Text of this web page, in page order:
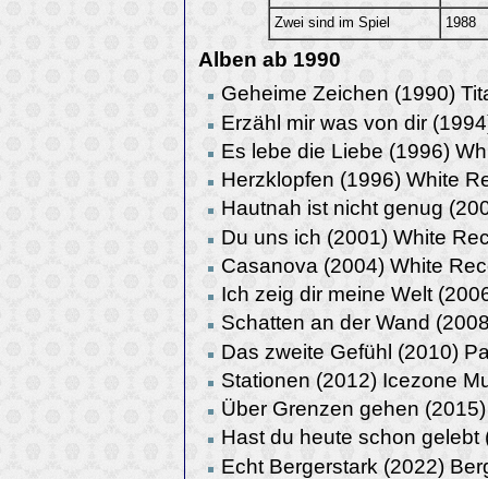
Zwei sind im Spiel 1988
Alben ab 1990
Geheime Zeichen (1990)
Erzähl mir was von dir
Es lebe die Liebe (1996)
Herzklopfen (1996) White
Hautnah ist nicht genug
Du uns ich (2001) White
Casanova (2004) White
Ich zeig dir meine Welt
Schatten an der Wand
Das zweite Gefühl (2010)
Stationen (2012) Icezone
Über Grenzen gehen
Hast du heute schon gelebt
Echt Bergerstark (2022)